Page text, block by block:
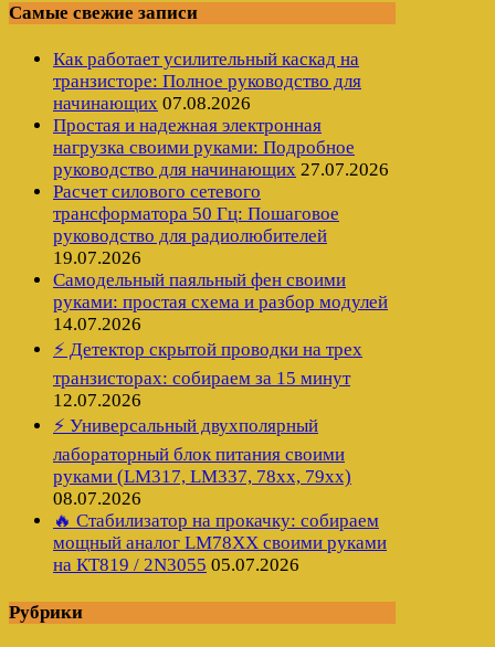
Самые свежие записи
Как работает усилительный каскад на
транзисторе: Полное руководство для
начинающих 07.08.2026
Простая и надежная электронная
нагрузка своими руками: Подробное
руководство для начинающих 27.07.2026
Расчет силового сетевого
трансформатора 50 Гц: Пошаговое
руководство для радиолюбителей
19.07.2026
Самодельный паяльный фен своими
руками: простая схема и разбор модулей
14.07.2026
⚡ Детектор скрытой проводки на трех
транзисторах: собираем за 15 минут
12.07.2026
⚡ Универсальный двухполярный
лабораторный блок питания своими
руками (LM317, LM337, 78xx, 79xx)
08.07.2026
🔥 Стабилизатор на прокачку: собираем
мощный аналог LM78XX своими руками
на КТ819 / 2N3055 05.07.2026
Рубрики